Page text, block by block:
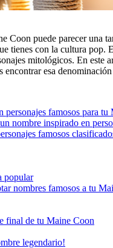
Coon puede parecer una
tienes con la cultura pop.
mitológicos. En este
encontrar esa
personajes famosos para tu
nombre inspirado en
famosos
popular
nombres famosos a tu
final de tu Maine Coon
legendario!